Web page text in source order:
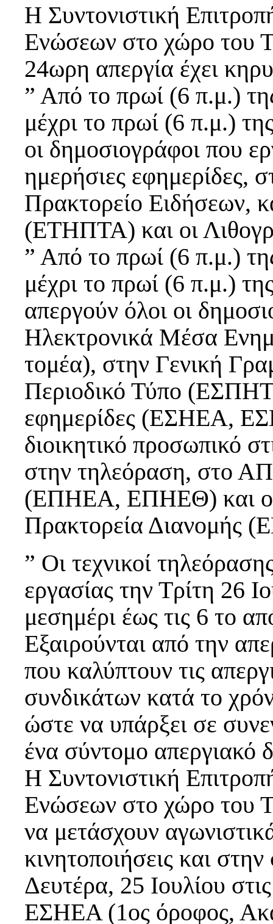
Η Συντονιστική
Ενώσεων στο χώρο του
24ωρη απεργία έχει
” Από το πρωί (6 π.μ.)
μέχρι το πρωί (6 π.μ.)
οι δημοσιογράφοι που
ημερήσιες εφημερίδες,
Πρακτορείο Ειδήσεων,
(ΕΤΗΠΤΑ) και οι
” Από το πρωί (6 π.μ.)
μέχρι το πρωί (6 π.μ.)
απεργούν όλοι οι
Ηλεκτρονικά Μέσα
τομέα), στην Γενική
Περιοδικό Τύπο (ΕΣΠΗΤ)
εφημερίδες (ΕΣΗΕΑ,
διοικητικό προσωπικό
στην τηλεόραση, στο
(ΕΠΗΕΑ, ΕΠΗΕΘ) και οι
Πρακτορεία Διανομής
” Οι τεχνικοί
εργασίας την Τρίτη 26
μεσημέρι έως τις 6 το
Εξαιρούνται από την
που καλύπτουν τις
συνδικάτων κατά το
ώστε να υπάρξει σε
ένα σύντομο απεργιακό
Η Συντονιστική
Ενώσεων στο χώρο του
να μετάσχουν
κινητοποιήσεις και
Δευτέρα, 25 Ιουλίου
ΕΣΗΕΑ (1ος όροφος,